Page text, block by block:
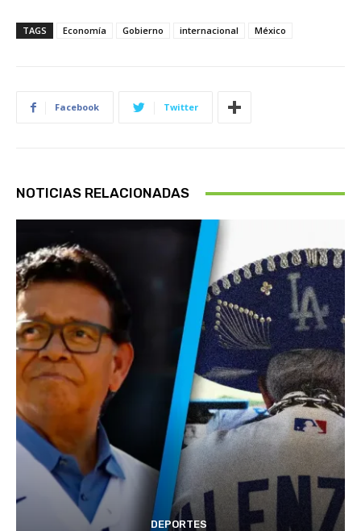
TAGS Economía Gobierno internacional México
Facebook Twitter
NOTICIAS RELACIONADAS
DEPORTES